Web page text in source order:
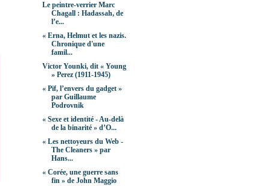
Le peintre-verrier Marc
Chagall : Hadassah, de
l’e...
« Erna, Helmut et les nazis.
Chronique d'une
famil...
Victor Younki, dit « Young
» Perez (1911-1945)
« Pif, l’envers du gadget »
par Guillaume
Podrovnik
« Sexe et identité - Au-delà
de la binarité » d’O...
« Les nettoyeurs du Web -
The Cleaners » par
Hans...
« Corée, une guerre sans
fin » de John Maggio